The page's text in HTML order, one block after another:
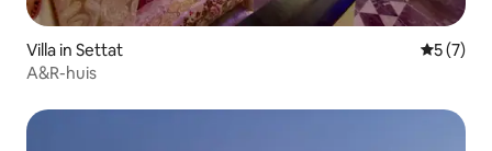
Villa in Settat
5 (7)
A&R-huis